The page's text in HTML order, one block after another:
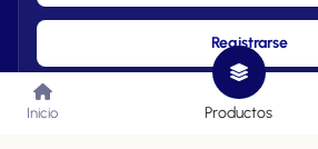
Registrarse
Inicio Productos